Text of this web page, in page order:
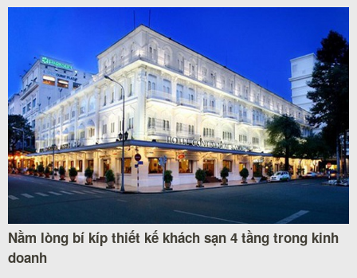
Nằm lòng bí kíp thiết kế khách sạn 4 tầng trong kinh
doanh